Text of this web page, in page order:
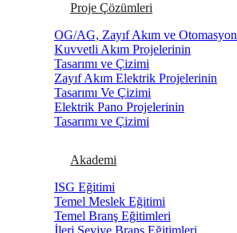
Proje Çözümleri
OG/AG, Zayıf Akım ve Otomasyon
Kuvvetli Akım Projelerinin
Tasarımı ve Çizimi
Zayıf Akım Elektrik Projelerinin
Tasarımı Ve Çizimi
Elektrik Pano Projelerinin
Tasarımı ve Çizimi
Akademi
ISG Eğitimi
Temel Meslek Eğitimi
Temel Branş Eğitimleri
İleri Seviye Branş Eğitimleri